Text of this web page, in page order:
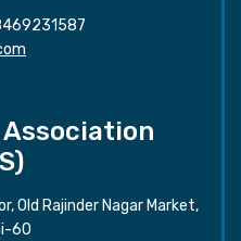
Association
Old Rajinder Nagar Market,
60